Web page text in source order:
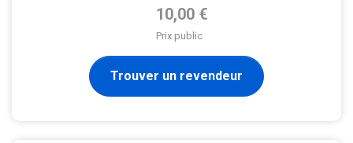
Prix de base
10,00 €
Prix public
Trouver un revendeur